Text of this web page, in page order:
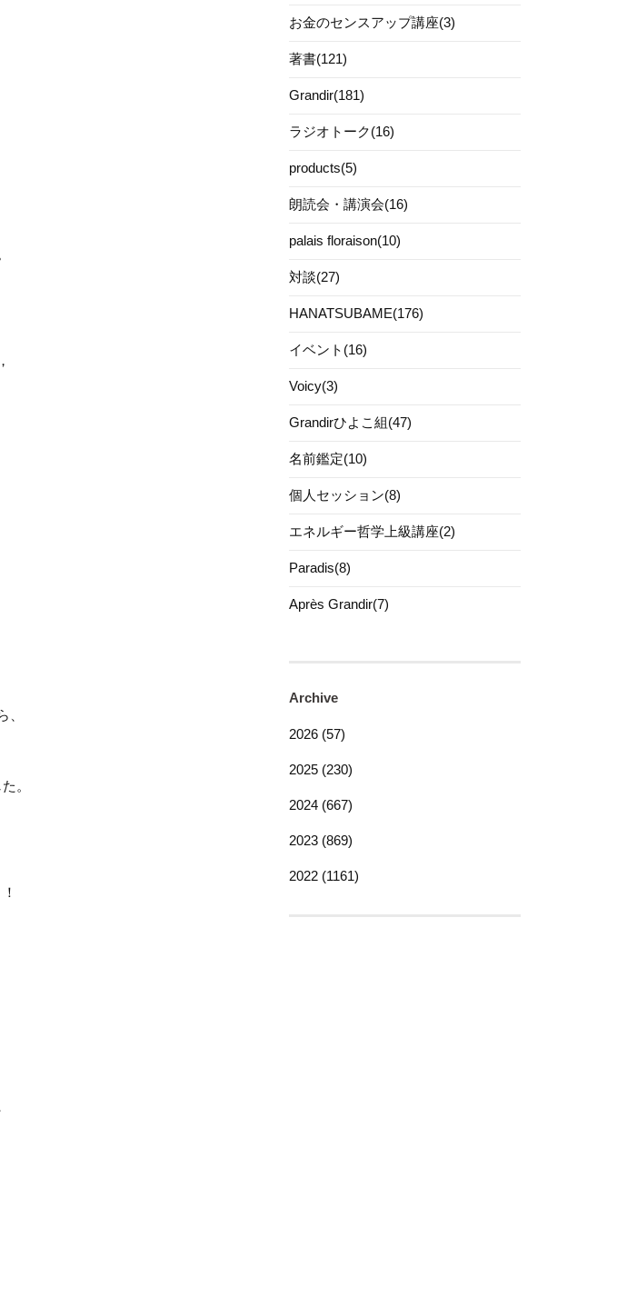
。
お金のセンスアップ講座(3)
著書(121)
Grandir(181)
ラジオトーク(16)
products(5)
朗読会・講演会(16)
palais floraison(10)
対談(27)
HANATSUBAME(176)
イベント(16)
Voicy(3)
Grandirひよこ組(47)
名前鑑定(10)
個人セッション(8)
エネルギー哲学上級講座(2)
Paradis(8)
Après Grandir(7)
Archive
2026 (57)
2025 (230)
2024 (667)
2023 (869)
2022 (1161)